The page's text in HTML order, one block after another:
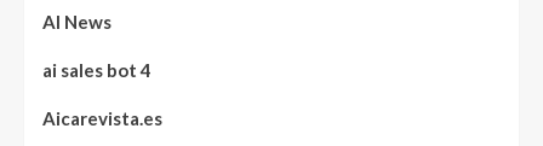
AI News
ai sales bot 4
Aicarevista.es